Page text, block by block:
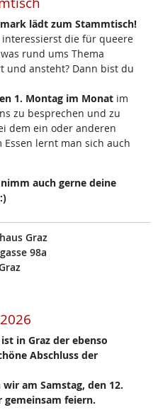
lädt zum Stammtisch!
die für queere
rund ums Thema
und ansteht? Dann bist du
1. Montag im Monat im
zu besprechen und zu
dem ein oder anderen
lernt man sich auch
auch gerne deine
Graz
98a
in Graz der ebenso
Abschluss der
am Samstag, den 12.
gemeinsam feiern.